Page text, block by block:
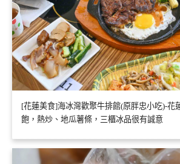
[花蓮美食]海冰灣歡聚牛排館(原胖忠小吃)-花
飽，熱炒、地瓜薯條，三櫃冰品很有誠意